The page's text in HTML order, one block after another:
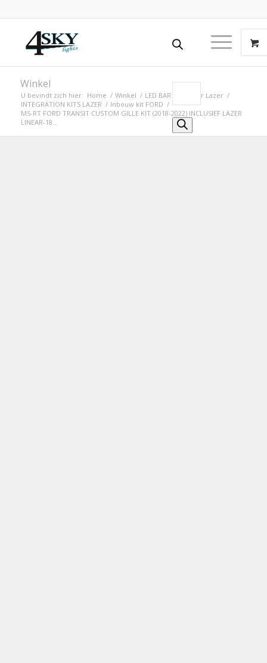
Winkel
U bevindt zich hier: Home / Winkel / LED BAR Led bar Lazer /
INTEGRATION KITS LAZER / Inbouw kit FORD /
MS-RT FORD TRANSIT CUSTOM GILLE KIT (2018-2022) INCLUSIEF LAZER
LINEAR-18...